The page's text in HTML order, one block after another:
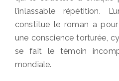
l’inlassable répétition.
constitue le roman a
une conscience torturée,
se fait le témoin
mondiale.